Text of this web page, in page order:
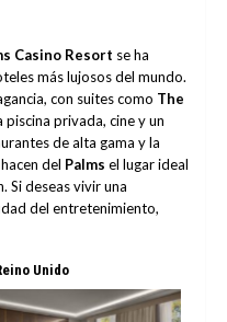
Casino Resort se ha
más lujosos del mundo.
con suites como The
piscina privada, cine y un
de alta gama y la
del Palms el lugar ideal
Si deseas vivir una
del entretenimiento,
Unido